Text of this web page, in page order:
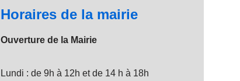
Horaires de la mairie
Ouverture de la Mairie
Lundi : de 9h à 12h et de 14 h à 18h